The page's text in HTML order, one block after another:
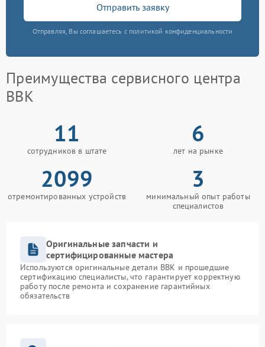
Отправить заявку
Отправляя, Вы соглашаетесь с политикой конфиденциальности
Преимущества сервисного центра
BBK
11
сотрудников в штате
6
лет на рынке
2099
отремонтированных устройств
3
минимальный опыт работы
специалистов
Оригинальные запчасти и
сертифицированные мастера
Используются оригинальные детали BBK и прошедшие
сертификацию специалисты, что гарантирует корректную
работу после ремонта и сохранение гарантийных
обязательств